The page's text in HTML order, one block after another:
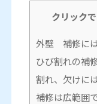
クリック
外壁 補修に
ひび割れの補
割れ、欠けに
補修は広範囲で